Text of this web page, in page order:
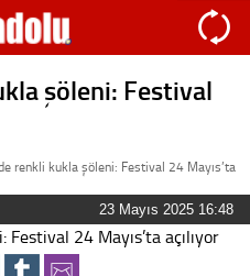
şöleni: Festival
renkli kukla şöleni: Festival 24 Mayıs’ta
23 Mayıs 2025 16:48